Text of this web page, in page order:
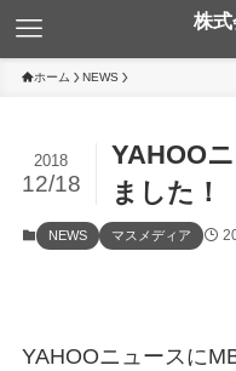
ホーム NEWS
YAHOO
ました！
2018
12/18
NEWS マスメディア
YAHOOニュースに